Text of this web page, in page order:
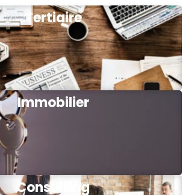
Tertiaire
Immobilier
Consulting